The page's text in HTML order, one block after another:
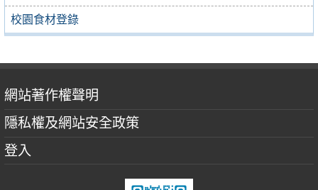
校園食材登錄
網站著作權聲明
隱私權及網站安全政策
登入